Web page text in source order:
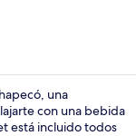
una
con una bebida
está incluido todos